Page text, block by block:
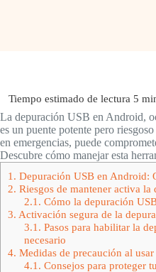
La depuración USB en Android,
es un puente potente pero
en emergencias, puede
Descubre cómo manejar esta
1. Depuración USB en Android:
2. Riesgos de mantener activa la
2.1. Cómo la depuración
3. Activación segura de la
3.1. Pasos para habilitar la
necesario
4. Medidas de precaución al
4.1. Consejos para proteger